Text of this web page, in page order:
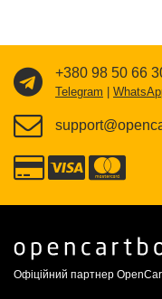
+380 98 50 66
Telegram
Офіційний партнер